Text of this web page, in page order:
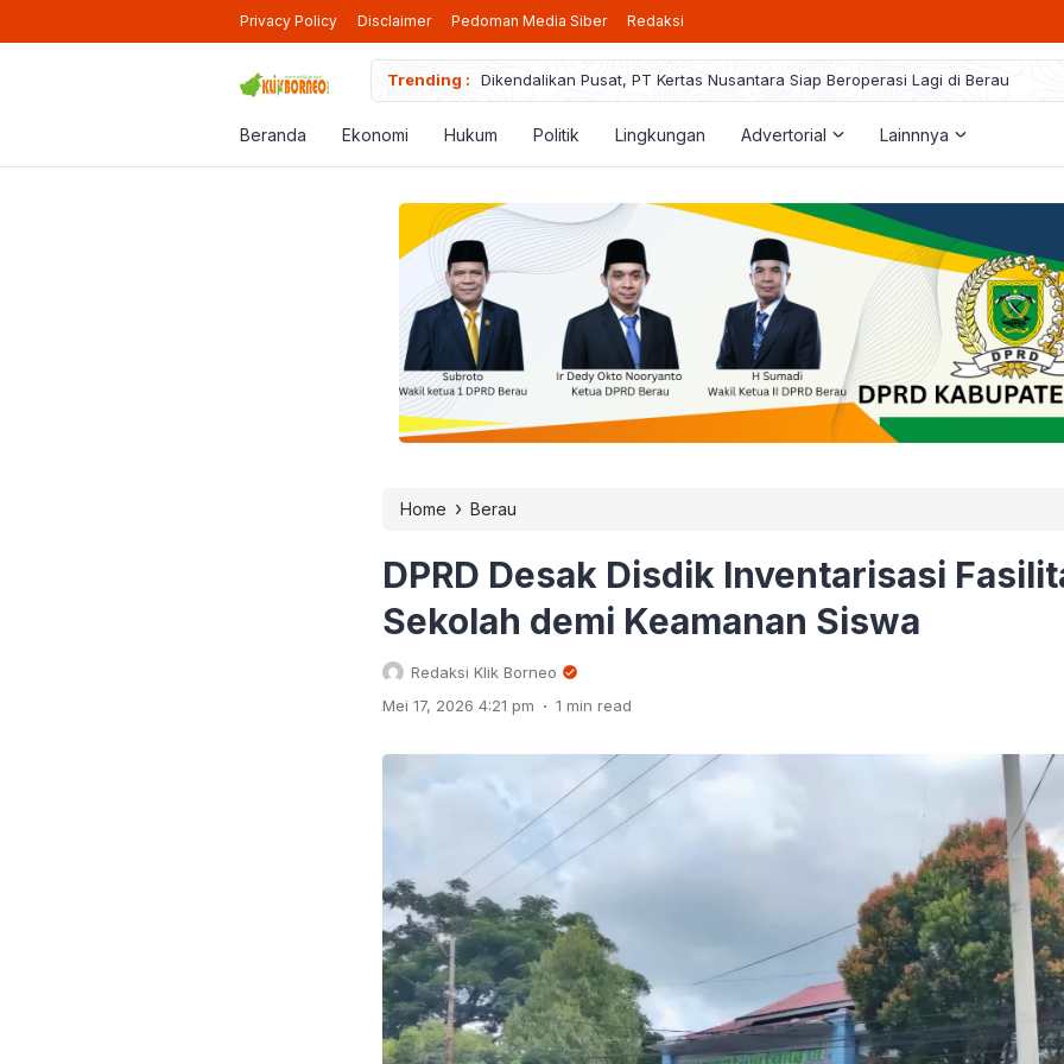
Privacy Policy Disclaimer Pedoman Media Siber Redaksi
Trending :
Dikendalikan Pusat, PT Kertas Nusantara Siap Beroperasi Lagi di Berau
Pendaftaran Beasiswa Berau Cerdas 2025 Resmi Dibuka, Berikut Pedoman
Ikut Program PPG, Guru Honorer Bisa Jadi PPPK: BKPSDM Menanti Arahan
Beranda Ekonomi Hukum Politik Lingkungan Advertorial Lainnnya
Home › Berau
DPRD Desak Disdik Inventarisasi
Sekolah demi Keamanan Siswa
Redaksi Klik Borneo
Mei 17, 2026 4:21 pm . 1 min read